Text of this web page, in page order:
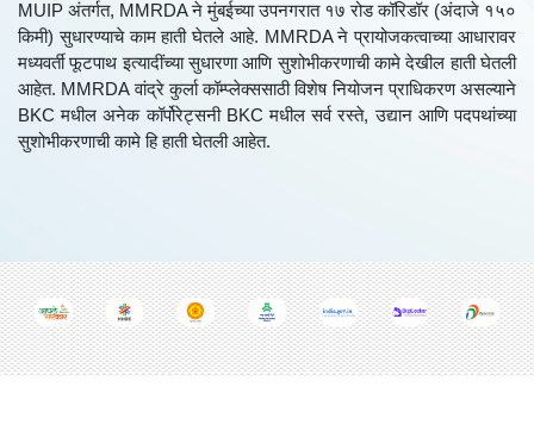
MUIP अंतर्गत, MMRDA ने मुंबईच्या उपनगरात १७ रोड कॉरिडॉर (अंदाजे १५०
किमी) सुधारण्याचे काम हाती घेतले आहे. MMRDA ने प्रायोजकत्वाच्या आधारावर
मध्यवर्ती फूटपाथ इत्यादींच्या सुधारणा आणि सुशोभीकरणाची कामे देखील हाती घेतली
आहेत. MMRDA वांद्रे कुर्ला कॉम्प्लेक्ससाठी विशेष नियोजन प्राधिकरण असल्याने
BKC मधील अनेक कॉर्पोरेट्सनी BKC मधील सर्व रस्ते, उद्यान आणि पदपथांच्या
सुशोभीकरणाची कामे हि हाती घेतली आहेत.